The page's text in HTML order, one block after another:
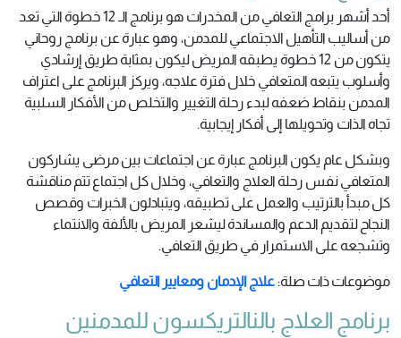
أحد أشهر برامج التعافي من المخدرات هو برنامج الـ 12 خطوة التي تعد
من أساليب التأهيل الاجتماعي للمدمن، وهو عبارة عن برنامج روحاني
يتكون من 12 خطوة يطبقه المريض ليكون بمثابة طريق إرشادي
وأسلوب يتبعه المتعافي خلال فترة علاجه، ويركز البرنامج على اعتراف
المدمن بنقاط ضعفه لبدء رحلة التغيير والتخلص من الأفكار السلبية
تجاه الذات وتحويلها إلى أفكار إيجابية.
وبشكل عام يكون البرنامج عبارة عن اجتماعات بين مرضى يشاركون
المتعافي نفس رحلة العلاج والتعافي، وخلال كل اجتماع تتم مناقشة
كل مبدأ بالترتيب والعمل على تطبيقه، ويتبادلون الخبرات وقصص
النجاح لتقديم الدعم والمساندة ليشعر المريض بالألفة والانتماء
وتشجعه على الاستمرار في طريق التعافي.
موضوعات ذات صلة:علاج الإدمان ومعايير التعافي
برنامج العلاج بالنالتريكسون للمدمنين